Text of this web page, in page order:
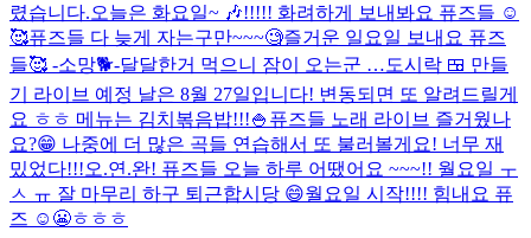
렸습니다.오늘은 화요일~ 🎶!!!!! 화려하게 보내봐요 퓨즈들 ☺️
🥰퓨즈들 다 늦게 자는구만~~~🧐즐거운 일요일 보내요 퓨즈
들🥰 -소망🐕-달달한거 먹으니 잠이 오는군 …도시락 🍱 만들
기 라이브 예정 날은 8월 27일입니다! 변동되면 또 알려드릴게
요 ㅎㅎ 메뉴는 김치볶음밥!!!🍚 퓨즈들 노래 라이브 즐거웠나
요?😁 나중에 더 많은 곡들 연습해서 또 불러볼게요! 너무 재
밌었다!!!오.연.완! 퓨즈들 오늘 하루 어땠어요 ~~~!! 월요일 ㅜ
ㅅ ㅠ 잘 마무리 하구 퇴근합시당 😄월요일 시작!!!! 힘내요 퓨
즈 ☺️😬ㅎㅎㅎ